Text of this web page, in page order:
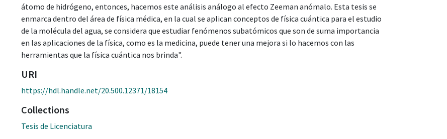
átomo de hidrógeno, entonces, hacemos este análisis análogo al efecto Zeeman anómalo. Esta tesis se
enmarca dentro del área de física médica, en la cual se aplican conceptos de física cuántica para el estudio
de la molécula del agua, se considera que estudiar fenómenos subatómicos que son de suma importancia
en las aplicaciones de la física, como es la medicina, puede tener una mejora si lo hacemos con las
herramientas que la física cuántica nos brinda".
URI
https://hdl.handle.net/20.500.12371/18154
Collections
Tesis de Licenciatura